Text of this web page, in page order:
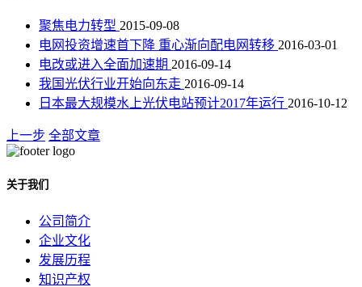
聚焦电力转型 2015-09-08
电网投资增速首下降 重心渐向配电网转移 2016-03-01
电改或进入全面加速期 2016-09-14
我国光伏行业开始向东走 2016-09-14
日本最大规模水上光伏电站预计2017年运行 2016-10-12
上一步 全部文章
关于我们
公司简介
企业文化
发展历程
知识产权